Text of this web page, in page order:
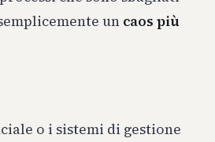
un caos più
o i sistemi di gestione